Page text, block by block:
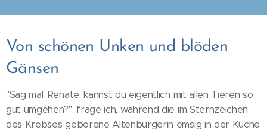
Von schönen Unken und blöden
Gänsen
"Sag mal, Renate, kannst du eigentlich mit allen Tieren so
gut umgehen?", frage ich, während die im Sternzeichen
des Krebses geborene Altenburgerin emsig in der Küche